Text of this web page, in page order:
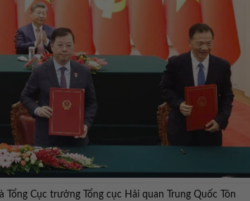
Cục trưởng Tổng cục Hải quan Trung Quốc Tôn